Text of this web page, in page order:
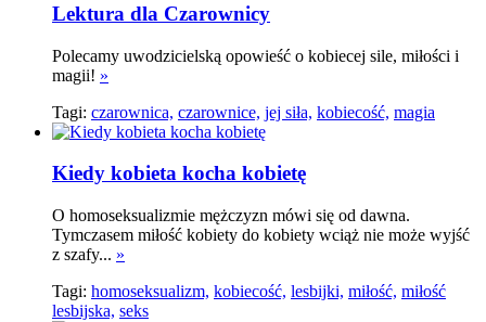
Lektura dla Czarownicy
Polecamy uwodzicielską opowieść o kobiecej sile, miłości i
magii! »
Tagi: czarownica, czarownice, jej siła, kobiecość, magia
Kiedy kobieta kocha kobietę
O homoseksualizmie mężczyzn mówi się od dawna.
Tymczasem miłość kobiety do kobiety wciąż nie może wyjść
z szafy... »
Tagi: homoseksualizm, kobiecość, lesbijki, miłość, miłość
lesbijska, seks